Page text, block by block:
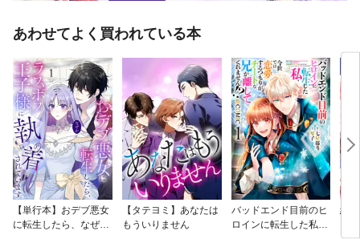
あわせてよく買われている本
【単行本】おデブ悪女
に転生したら、なぜか
【タテヨミ】あなたは
もういりません
バッドエンド目前のヒ
ロインに転生した私、
結